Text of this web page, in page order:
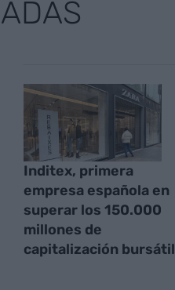
Inditex, primera
empresa española en
superar los 150.000
millones de
capitalización bursátil